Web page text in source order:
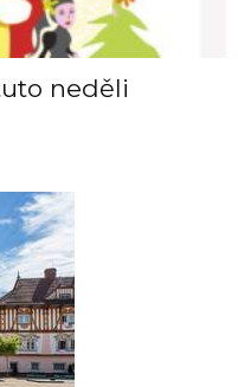
neděli